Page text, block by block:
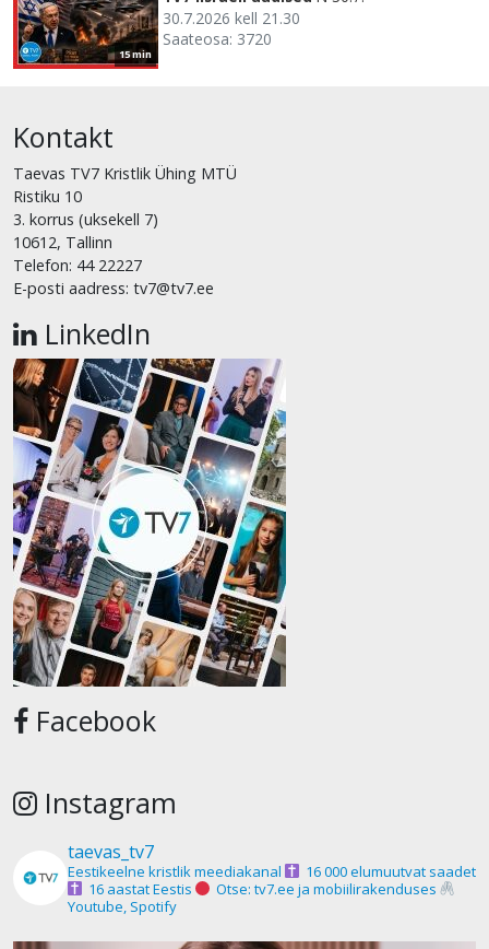
15 min
30.7.2026 kell 21.30
Saateosa: 3720
Kontakt
Taevas TV7 Kristlik Ühing MTÜ
Ristiku 10
3. korrus (uksekell 7)
10612, Tallinn
Telefon: 44 22227
E-posti aadress: tv7@tv7.ee
LinkedIn
Facebook
Instagram
taevas_tv7
Eestikeelne kristlik meediakanal
16 000 elumuutvat saadet
16 aastat Eestis
Otse: tv7.ee ja mobiilirakenduses
Youtube, Spotify